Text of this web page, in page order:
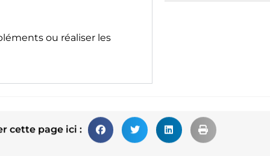
ou réaliser les
cette page ici :